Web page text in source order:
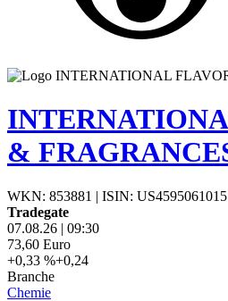
&
WKN: 853881 | ISIN: US4595061015
Tradegate
07.08.26 | 09:30
73,60 Euro
+0,33 %+0,24
Branche
Chemie